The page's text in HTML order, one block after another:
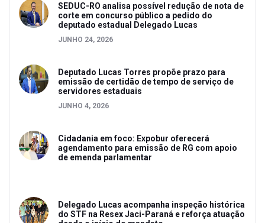
SEDUC-RO analisa possível redução de nota de
corte em concurso público a pedido do
deputado estadual Delegado Lucas
JUNHO 24, 2026
Deputado Lucas Torres propõe prazo para
emissão de certidão de tempo de serviço de
servidores estaduais
JUNHO 4, 2026
Cidadania em foco: Expobur oferecerá
agendamento para emissão de RG com apoio
de emenda parlamentar
Delegado Lucas acompanha inspeção histórica
do STF na Resex Jaci-Paraná e reforça atuação